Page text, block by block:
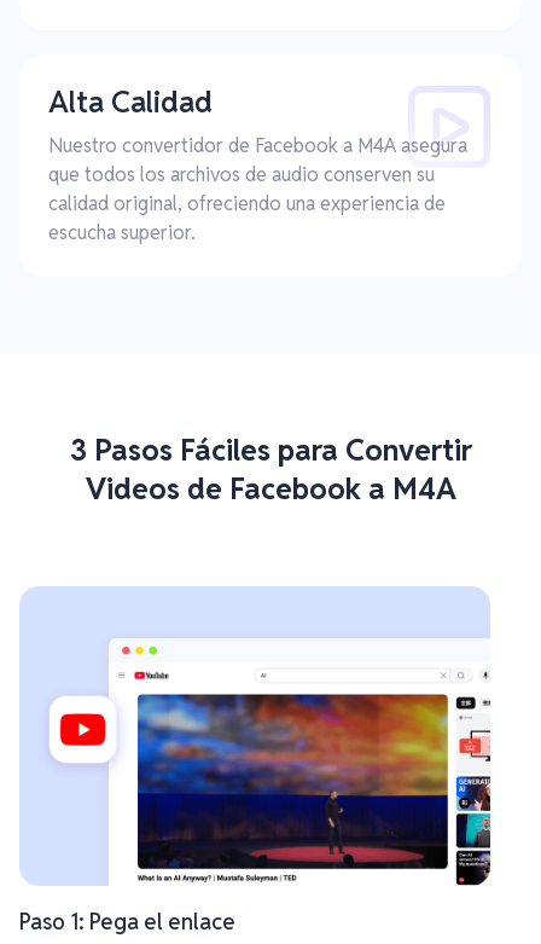
Alta Calidad
Nuestro convertidor de Facebook a M4A asegura
que todos los archivos de audio conserven su
calidad original, ofreciendo una experiencia de
escucha superior.
3 Pasos Fáciles para Convertir
Videos de Facebook a M4A
Paso 1: Pega el enlace